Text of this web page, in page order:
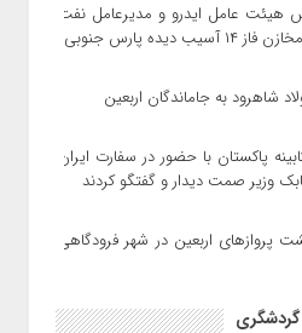
هیئت عامل ایدرو و مدیرعامل نفت
پارس جنوبی
به جاماندگان اربعین
سابقه، ۶ وزیر کابینه پاکستان با حضور در سفارت ایران
وزیر صمت دیدار و گفتگو کردند
پروازهای اربعین در شهر فرودگاهی